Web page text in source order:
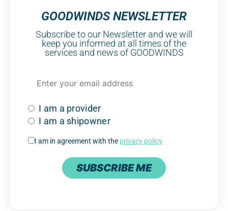
GOODWINDS NEWSLETTER
Subscribe to our Newsletter and we will
keep you informed at all times of the
services and news of GOODWINDS
I am a provider
I am a shipowner
I am in agreement with the privacy policy
SUBSCRIBE ME